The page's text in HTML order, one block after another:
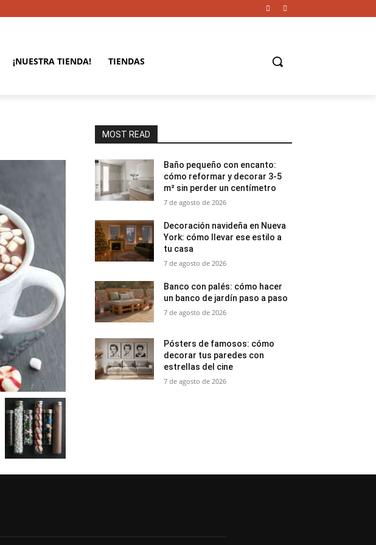
¡NUESTRA TIENDA! TIENDAS
MOST READ
Baño pequeño con encanto:
cómo reformar y decorar 3-5
m² sin perder un centímetro
7 de agosto de 2026
Decoración navideña en Nueva
York: cómo llevar ese estilo a
tu casa
7 de agosto de 2026
Banco con palés: cómo hacer
un banco de jardín paso a paso
7 de agosto de 2026
Pósters de famosos: cómo
decorar tus paredes con
estrellas del cine
7 de agosto de 2026